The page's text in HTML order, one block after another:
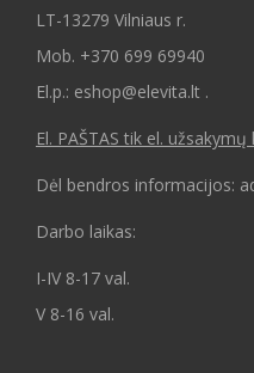
LT-13279 Vilniaus r.
Mob. +370 699 69940
El.p.: eshop@elevita.lt .
El. PAŠTAS tik el.
Dėl bendros informacijos:
Darbo laikas:
I-IV 8-17 val.
V 8-16 val.